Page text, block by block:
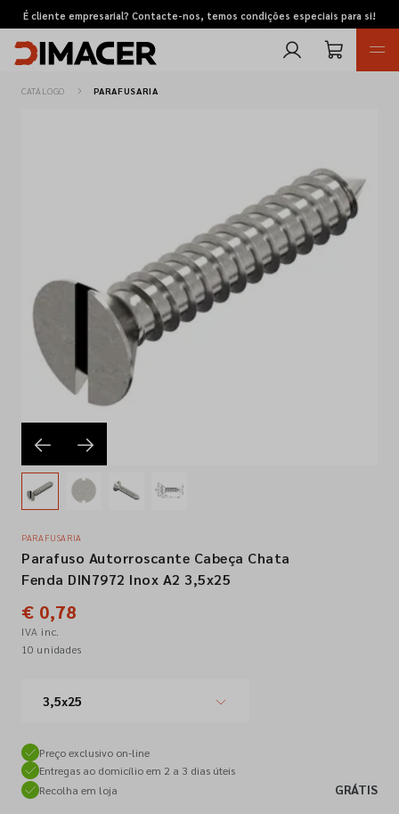
É cliente empresarial? Contacte-nos, temos condições especiais para si!
Pedidos de cotação
Marcas
Favoritos
Empresa
Contactos
Siga-nos nas redes sociais
CATÁLOGO PARAFUSARIA
PARAFUSARIA
Parafuso Autorroscante Cabeça Chata
Fenda DIN7972 Inox A2 3,5x25
€ 0,78
IVA inc.
10 unidades
3,5x25
Preço exclusivo on-line
Entregas ao domicílio em 2 a 3 dias úteis
Recolha em loja
GRÁTIS